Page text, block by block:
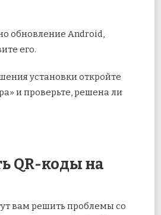
обновление Android,
его.
установки откройте
и проверьте, решена ли
QR-коды на
вам решить проблемы со